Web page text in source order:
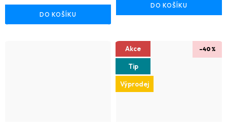
DO KOŠÍKU
DO KOŠÍKU
–40 %
Akce
Tip
Výprodej